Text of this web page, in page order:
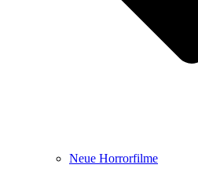
Neue Horrorfilme